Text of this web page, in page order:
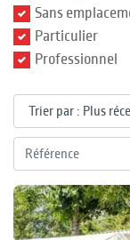
Sans
Particulier
Professionnel